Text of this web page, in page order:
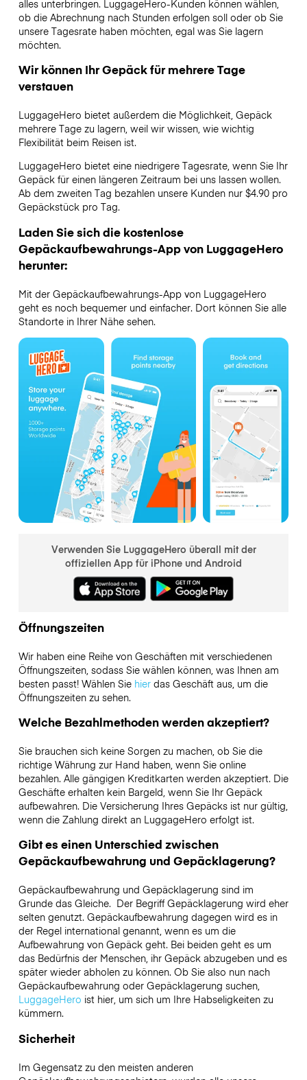
alles unterbringen. LuggageHero-Kunden können wählen,
ob die Abrechnung nach Stunden erfolgen soll oder ob Sie
unsere Tagesrate haben möchten, egal was Sie lagern
möchten.
Wir können Ihr Gepäck für mehrere Tage
verstauen
LuggageHero bietet außerdem die Möglichkeit, Gepäck
mehrere Tage zu lagern, weil wir wissen, wie wichtig
Flexibilität beim Reisen ist.
LuggageHero bietet eine niedrigere Tagesrate, wenn Sie Ihr
Gepäck für einen längeren Zeitraum bei uns lassen wollen.
Ab dem zweiten Tag bezahlen unsere Kunden nur $4.90 pro
Gepäckstück pro Tag.
Laden Sie sich die kostenlose
Gepäckaufbewahrungs-App von LuggageHero
herunter:
Mit der Gepäckaufbewahrungs-App von LuggageHero
geht es noch bequemer und einfacher. Dort können Sie alle
Standorte in Ihrer Nähe sehen.
Verwenden Sie LuggageHero überall mit der
offiziellen App für iPhone und Android
Öffnungszeiten
Wir haben eine Reihe von Geschäften mit verschiedenen
Öffnungszeiten, sodass Sie wählen können, was Ihnen am
besten passt! Wählen Sie hierdas Geschäft aus, um die
Öffnungszeiten zu sehen.
Welche Bezahlmethoden werden akzeptiert?
Sie brauchen sich keine Sorgen zu machen, ob Sie die
richtige Währung zur Hand haben, wenn Sie online
bezahlen. Alle gängigen Kreditkarten werden akzeptiert. Die
Geschäfte erhalten kein Bargeld, wenn Sie Ihr Gepäck
aufbewahren. Die Versicherung Ihres Gepäcks ist nur gültig,
wenn die Zahlung direkt an LuggageHero erfolgt ist.
Gibt es einen Unterschied zwischen
Gepäckaufbewahrung und Gepäcklagerung?
Gepäckaufbewahrung und Gepäcklagerung sind im
Grunde das Gleiche. Der Begriff Gepäcklagerung wird eher
selten genutzt. Gepäckaufbewahrung dagegen wird es in
der Regel international genannt, wenn es um die
Aufbewahrung von Gepäck geht. Bei beiden geht es um
das Bedürfnis der Menschen, ihr Gepäck abzugeben und es
später wieder abholen zu können. Ob Sie also nun nach
Gepäckaufbewahrung oder Gepäcklagerung suchen,
LuggageHero ist hier, um sich um Ihre Habseligkeiten zu
kümmern.
Sicherheit
Im Gegensatz zu den meisten anderen